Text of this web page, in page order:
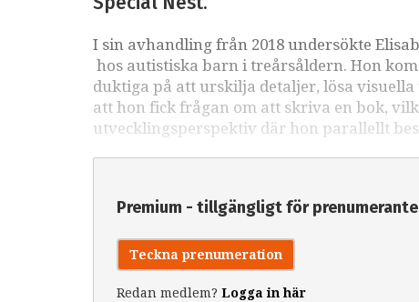
I sin avhandling från 2018 undersökte
hos autistiska barn i treårsåldern. Hon
duktiga på att urskilja detaljer, lösa
att hon fick frågan om att skriva en bok,
utvecklingsperspektiv där hon parallellt
Premium - tillgängligt för
Teckna prenumeration
Redan medlem? Logga in här